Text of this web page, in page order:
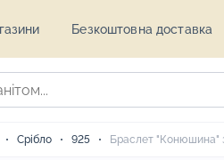
Безкоштовна доставка
Срібло 925 Браслет "Конюшина"